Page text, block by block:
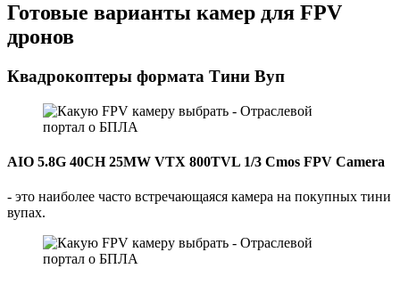
Готовые варианты камер для FPV
дронов
Квадрокоптеры формата Тини Вуп
AIO 5.8G 40CH 25MW VTX 800TVL 1/3 Cmos FPV Camera
- это наиболее часто встречающаяся камера на покупных тини
вупах.